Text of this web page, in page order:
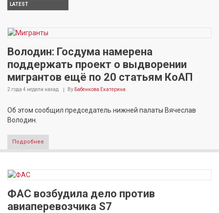
LATEST
Володин: Госдума намерена
поддержать проект о выдворении
мигрантов ещё по 20 статьям КоАП
2 года 4 недели назад By Бабенкова Екатерина
Об этом сообщил председатель нижней палаты Вячеслав
Володин.
Подробнее
ФАС возбудила дело против
авиаперевозчика S7